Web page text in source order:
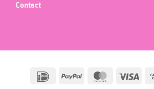
Contact
IDeal PayPal MasterCardVisa